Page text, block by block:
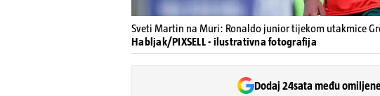
Sveti Martin na Muri: Ronaldo junior tijekom utakmice
Habljak/PIXSELL - ilustrativna fotografija
Dodaj 24sata među